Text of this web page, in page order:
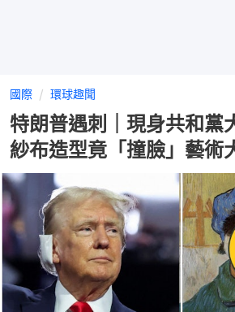
國際 環球趣聞
特朗普遇刺｜現身共和
紗布造型竟「撞臉」藝術